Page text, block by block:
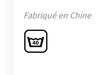
Fabriqué en Chine